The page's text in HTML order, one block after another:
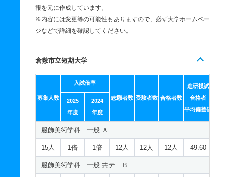
報を元に作成しています。
※内容には変更等の可能性もありますので、必ず大学ホームペー
ジなどで詳細を確認してください。
倉敷市立短期大学
募集人数
入試倍率
志願者数 受験者数 合格者数
進研模試
合格者
平均偏差値
2025
年度
2024
年度
服飾美術学科 一般 Ａ
15人 1倍 1倍 12人 12人 12人 49.60
服飾美術学科 一般 共テ Ｂ